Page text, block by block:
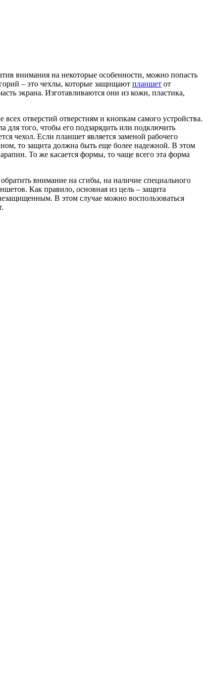
внимания на некоторые особенности, можно попасть
– это чехлы, которые защищают планшет от
экрана. Изготавливаются они из кожи, пластика,
отверстий отверстиям и кнопкам самого устройства.
для того, чтобы его подзарядить или подключить
чехол. Если планшет является заменой рабочего
то защита должна быть еще более надежной. В этом
То же касается формы, то чаще всего эта форма
внимание на сгибы, на наличие специального
Как правило, основная из цель – защита
В этом случае можно воспользоваться